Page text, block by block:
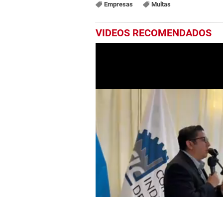
Empresas Multas
VIDEOS RECOMENDADOS